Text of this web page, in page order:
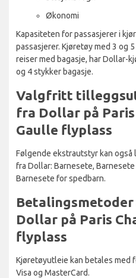
Økonomi
Kapasiteten for passasjerer i
passasjerer. Kjøretøy med 3 og
reiser med bagasje, har Dollar-
og 4 stykker bagasje.
Valgfritt
fra Dollar på Paris
Gaulle flyplass
Følgende ekstrautstyr kan også
fra Dollar: Barnesete, Barnesete
Barnesete for spedbarn.
Dollar på Paris
flyplass
Kjøretøyutleie kan betales med
Visa og MasterCard.